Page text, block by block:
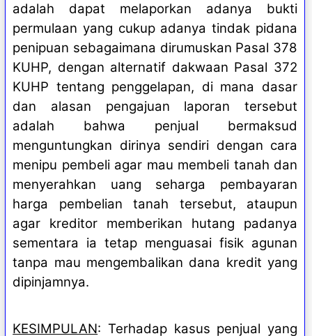
adalah dapat melaporkan adanya bukti
permulaan yang cukup adanya tindak pidana
penipuan sebagaimana dirumuskan Pasal 378
KUHP, dengan alternatif dakwaan Pasal 372
KUHP tentang penggelapan, di mana dasar
dan alasan pengajuan laporan tersebut
adalah bahwa penjual bermaksud
menguntungkan dirinya sendiri dengan cara
menipu pembeli agar mau membeli tanah dan
menyerahkan uang seharga pembayaran
harga pembelian tanah tersebut, ataupun
agar kreditor memberikan hutang padanya
sementara ia tetap menguasai fisik agunan
tanpa mau mengembalikan dana kredit yang
dipinjamnya.
KESIMPULAN: Terhadap kasus penjual yang